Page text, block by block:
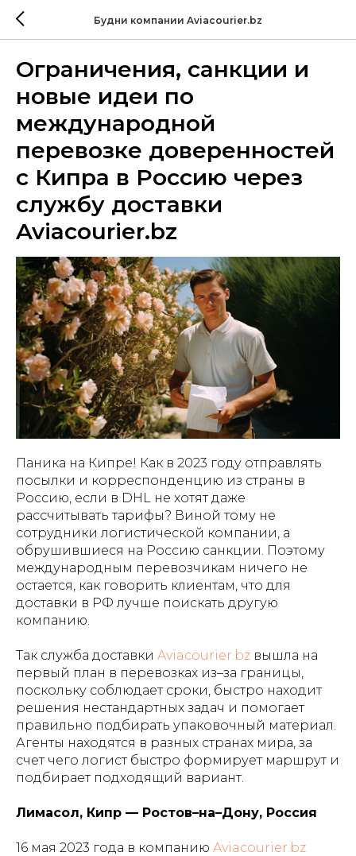
Будни компании Aviacourier.bz
Ограничения, санкции и
новые идеи по
международной
перевозке доверенностей
с Кипра в Россию через
службу доставки
Aviacourier.bz
Паника на Кипре! Как в 2023 году отправлять
посылки и корреспонденцию из страны в
Россию, если в DHL не хотят даже
рассчитывать тарифы? Виной тому не
сотрудники логистической компании, а
обрушившиеся на Россию санкции. Поэтому
международным перевозчикам ничего не
остается, как говорить клиентам, что для
доставки в РФ лучше поискать другую
компанию.
Так служба доставки Aviacourier.bz вышла на
первый план в перевозках из–за границы,
поскольку соблюдает сроки, быстро находит
решения нестандартных задач и помогает
правильно подбирать упаковочный материал.
Агенты находятся в разных странах мира, за
счет чего логист быстро формирует маршрут и
подбирает подходящий вариант.
Лимасол, Кипр — Ростов–на–Дону, Россия
16 мая 2023 года в компанию Aviacourier.bz